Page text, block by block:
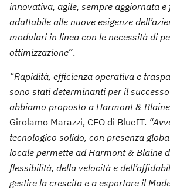
innovativa, agile, sempre aggiornata e
adattabile alle nuove esigenze
modulari in linea con le necessità di
ottimizzazione”.
“Rapidità, efficienza operativa e
sono stati determinanti per il
abbiamo proposto a Harmont &
Girolamo Marazzi, CEO di BlueIT.
tecnologico solido, con presenza
locale permette ad Harmont & Blaine
flessibilità, della velocità e
gestire la crescita e a esportare il